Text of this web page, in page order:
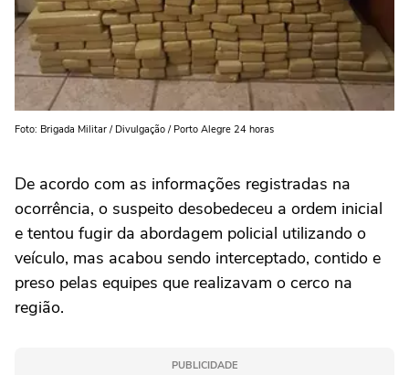
Foto: Brigada Militar / Divulgação / Porto Alegre 24 horas
De acordo com as informações registradas na
ocorrência, o suspeito desobedeceu a ordem inicial
e tentou fugir da abordagem policial utilizando o
veículo, mas acabou sendo interceptado, contido e
preso pelas equipes que realizavam o cerco na
região.
PUBLICIDADE